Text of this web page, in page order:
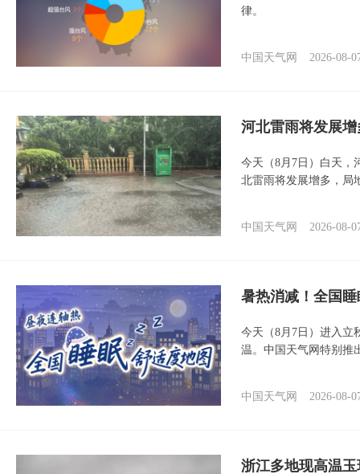
律。
中国天气网 2026-08-
河北雷雨将发展
今天（8月7日）白天，
北雷雨将发展增多，局
中国天气网 2026-08-
暑热消减！全国
今天（8月7日）进入立
温。中国天气网特别推
中国天气网 2026-08-
浙江多地现高温